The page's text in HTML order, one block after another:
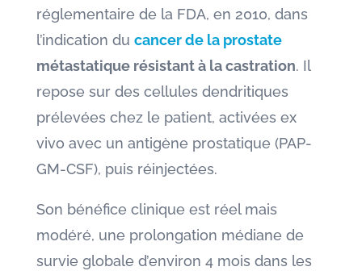
réglementaire de la FDA, en 2010, dans
l’indication du cancer de la prostate
métastatique résistant à la castration. Il
repose sur des cellules dendritiques
prélevées chez le patient, activées ex
vivo avec un antigène prostatique (PAP-
GM-CSF), puis réinjectées.
Son bénéfice clinique est réel mais
modéré, une prolongation médiane de
survie globale d’environ 4 mois dans les